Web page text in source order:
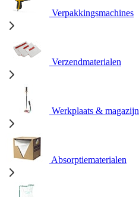
Verpakkingsmachines
Verzendmaterialen
Werkplaats & magazijn
Absorptiematerialen